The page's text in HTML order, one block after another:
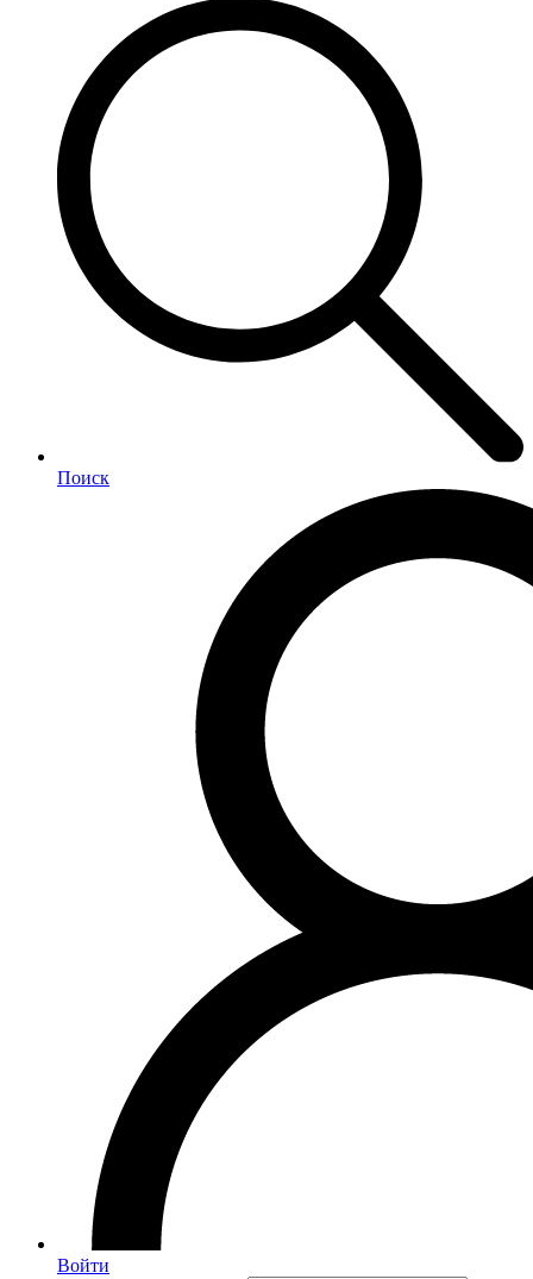
Поиск
Войти